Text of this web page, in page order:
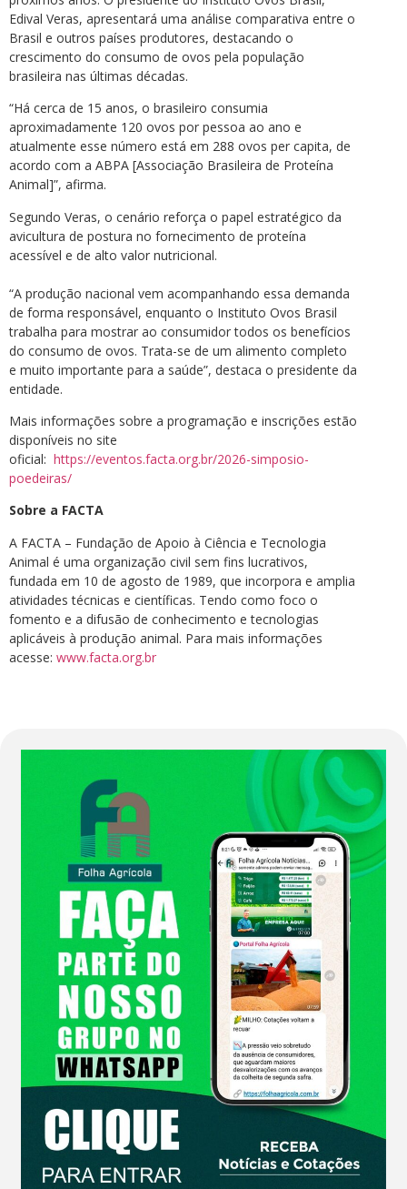
Edival Veras, apresentará uma análise comparativa entre o
Brasil e outros países produtores, destacando o
crescimento do consumo de ovos pela população
brasileira nas últimas décadas.
“Há cerca de 15 anos, o brasileiro consumia
aproximadamente 120 ovos por pessoa ao ano e
atualmente esse número está em 288 ovos per capita, de
acordo com a ABPA [Associação Brasileira de Proteína
Animal]”, afirma.
Segundo Veras, o cenário reforça o papel estratégico da
avicultura de postura no fornecimento de proteína
acessível e de alto valor nutricional.
“A produção nacional vem acompanhando essa demanda
de forma responsável, enquanto o Instituto Ovos Brasil
trabalha para mostrar ao consumidor todos os benefícios
do consumo de ovos. Trata-se de um alimento completo
e muito importante para a saúde”, destaca o presidente da
entidade.
Mais informações sobre a programação e inscrições estão
disponíveis no site
oficial: https://eventos.facta.org.br/2026-simposio-
poedeiras/
Sobre a FACTA
A FACTA – Fundação de Apoio à Ciência e Tecnologia
Animal é uma organização civil sem fins lucrativos,
fundada em 10 de agosto de 1989, que incorpora e amplia
atividades técnicas e científicas. Tendo como foco o
fomento e a difusão de conhecimento e tecnologias
aplicáveis à produção animal. Para mais informações
acesse: www.facta.org.br